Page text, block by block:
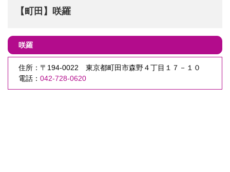
【町田】咲羅
咲羅
住所：〒194-0022 東京都町田市森野４丁目１７－１０
電話： 042-728-0620